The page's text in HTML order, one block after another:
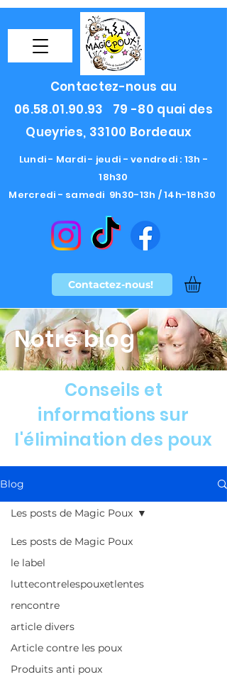
Contactez-nous au
06.58.01.90.93 79 -80 quai des
Queyries, 33100 Bordeaux
Lundi - Mardi - jeudi - vendredi : 13h -
18h30
Mercredi - samedi 9h30-13h / 14h-18h30
Contactez-nous!
Notre blog
Conseils et
informations sur
l'élimination des poux
Blog
Les posts de Magic Poux
le label
luttecontrelespouxetlentes
rencontre
article divers
Article contre les poux
Produits anti poux
Les posts de Magic Poux